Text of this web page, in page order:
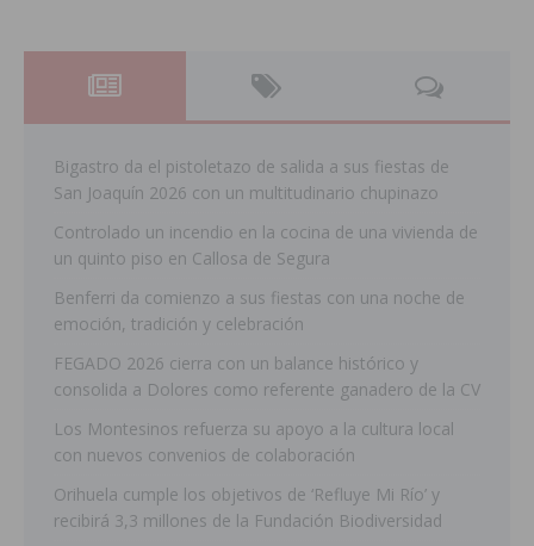
Bigastro da el pistoletazo de salida a sus fiestas de
San Joaquín 2026 con un multitudinario chupinazo
Controlado un incendio en la cocina de una vivienda de
un quinto piso en Callosa de Segura
Benferri da comienzo a sus fiestas con una noche de
emoción, tradición y celebración
FEGADO 2026 cierra con un balance histórico y
consolida a Dolores como referente ganadero de la CV
Los Montesinos refuerza su apoyo a la cultura local
con nuevos convenios de colaboración
Orihuela cumple los objetivos de ‘Refluye Mi Río’ y
recibirá 3,3 millones de la Fundación Biodiversidad